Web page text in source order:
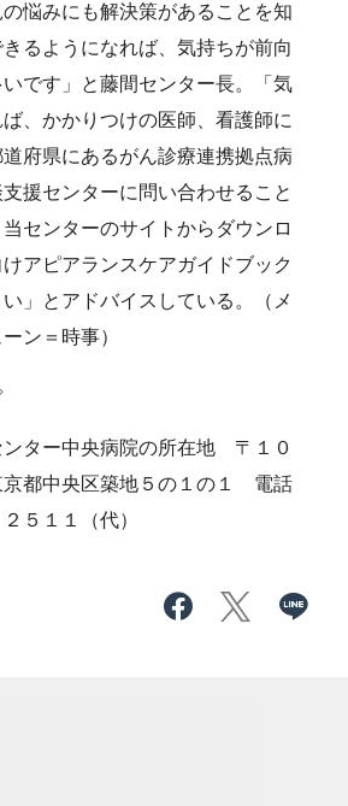
悩みにも解決策があることを知
るようになれば、気持ちが前向
です」と藤間センター長。「気
、かかりつけの医師、看護師に
府県にあるがん診療連携拠点病
援センターに問い合わせること
センターのサイトからダウンロ
アピアランスケアガイドブック
」とアドバイスしている。（メ
ン＝時事）
ター中央病院の所在地 〒１０
都中央区築地５の１の１ 電話
５１１（代）